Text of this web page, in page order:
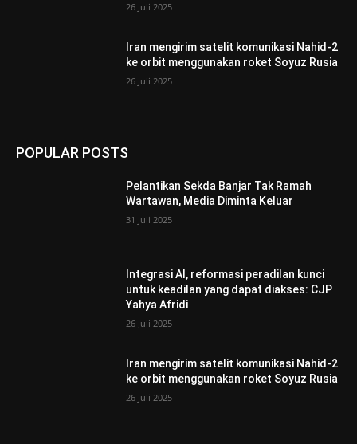
26 Juli 2025
Iran mengirim satelit komunikasi Nahid-2
ke orbit menggunakan roket Soyuz Rusia
26 Juli 2025
POPULAR POSTS
Pelantikan Sekda Banjar Tak Ramah
Wartawan, Media Diminta Keluar
31 Juli 2025
Integrasi AI, reformasi peradilan kunci
untuk keadilan yang dapat diakses: CJP
Yahya Afridi
26 Juli 2025
Iran mengirim satelit komunikasi Nahid-2
ke orbit menggunakan roket Soyuz Rusia
26 Juli 2025